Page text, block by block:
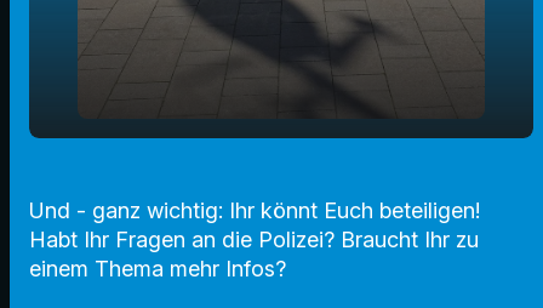
00:00
Und - ganz wichtig: Ihr könnt Euch beteiligen!
Habt Ihr Fragen an die Polizei? Braucht Ihr zu
einem Thema mehr Infos?